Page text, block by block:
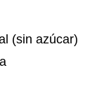
(sin azúcar)